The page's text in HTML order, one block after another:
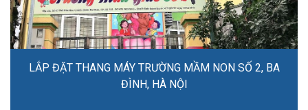
LẮP ĐẶT THANG MÁY TRƯỜNG MẦM NON SỐ 2, BA
ĐÌNH, HÀ NỘI